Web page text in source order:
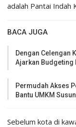
adalah Pantai Indah
BACA JUGA
Dengan Celengan
Ajarkan Budgeting
Permudah Akses
Bantu UMKM
Sebelum kota di